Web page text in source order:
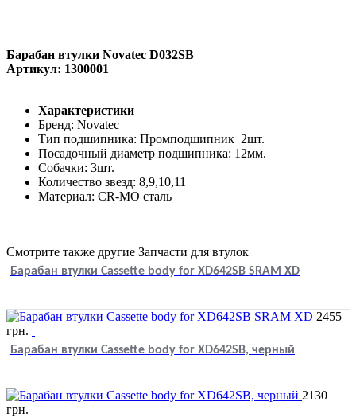
Барабан втулки Novatec D032SB
Артикул: 1300001
Характеристики
Бренд: Novatec
Тип подшипника: Промподшипник 2шт.
Посадочный диаметр подшипника: 12мм.
Собачки: 3шт.
Количество звезд: 8,9,10,11
Материал: CR-MO сталь
Смотрите также другие Запчасти для втулок
Барабан втулки Cassette body for XD642SB SRAM XD
2455
грн.
Барабан втулки Cassette body for XD642SB, черный
2130
грн.